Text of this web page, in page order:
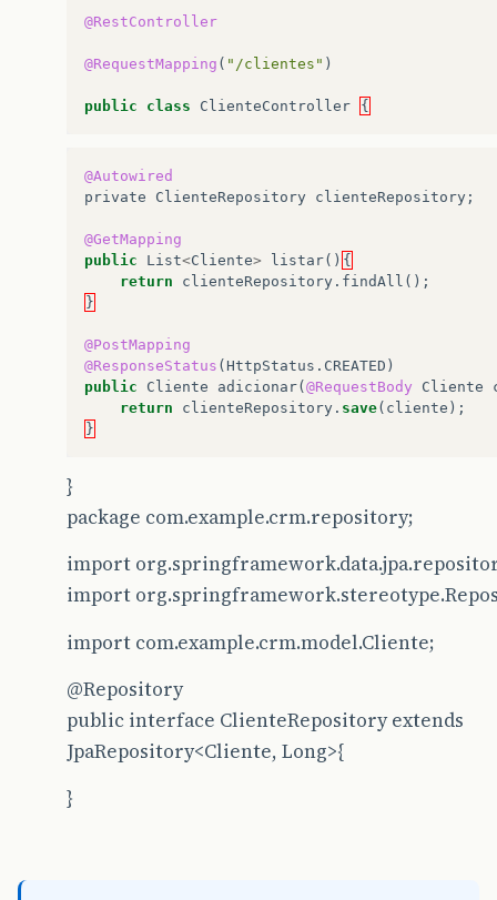
@RestController
@RequestMapping ( "/clientes" )
public class ClienteController {
@Autowired
private
ClienteRepository clienteRepository ;
@GetMapping
public
List<Cliente> listar() {
return
clienteRepository . findAll ();
}
@PostMapping
@ResponseStatus (HttpStatus . CREATED )
public
Cliente adicionar(@RequestBody Cliente
return
clienteRepository . save( cliente );
}
}
package com.example.crm.repository;
import
import
import com.example.crm.model.Cliente;
@Repository
public interface ClienteRepository extends
JpaRepository<Cliente, Long>{
}